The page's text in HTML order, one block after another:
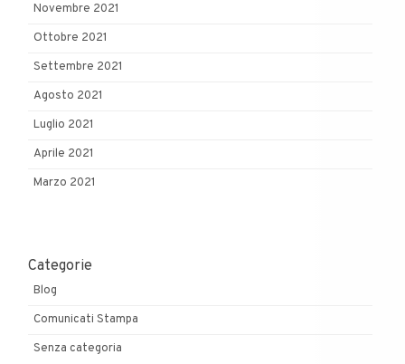
Novembre 2021
Ottobre 2021
Settembre 2021
Agosto 2021
Luglio 2021
Aprile 2021
Marzo 2021
Categorie
Blog
Comunicati Stampa
Senza categoria